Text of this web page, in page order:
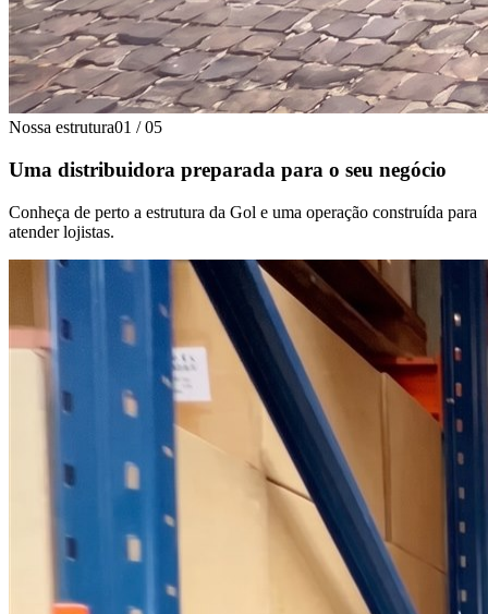
Nossa estrutura01 / 05
Uma distribuidora preparada para o seu negócio
Conheça de perto a estrutura da Gol e uma operação construída para
atender lojistas.